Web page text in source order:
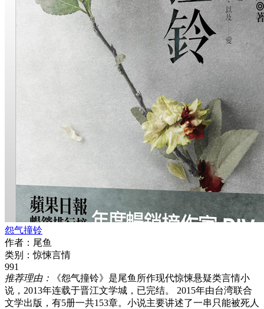
怨气撞铃
作者： 尾鱼
类别：惊悚言情
991
推荐理由：
《怨气撞铃》是尾鱼所作现代惊悚悬疑类言情小
说，2013年连载于晋江文学城，已完结。 2015年由台湾联合
文学出版，有5册一共153章。小说主要讲述了一串只能被死人